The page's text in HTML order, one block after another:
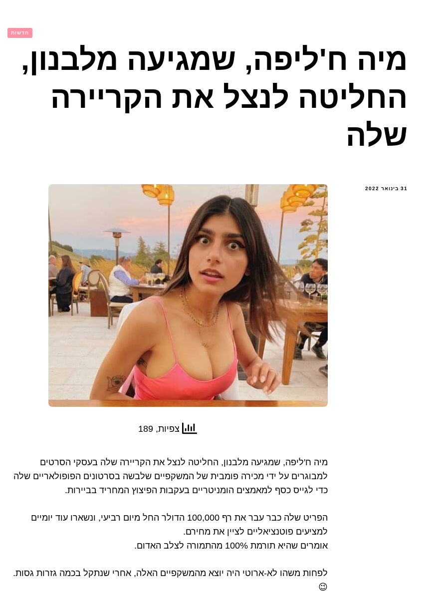
חדשות
מיה ח'ליפה, שמגיעה מלבנון,
החליטה לנצל את הקריירה
שלה
31 בינואר 2022
צפיות, 189
מיה ח'ליפה, שמגיעה מלבנון, החליטה לנצל את הקריירה שלה בעסקי הסרטים
למבוגרים על ידי מכירה פומבית של המשקפיים שלבשה בסרטונים הפופולאריים שלה
כדי לגייס כסף למאמצים הומניטריים בעקבות הפיצוץ המחריד בביירות.
הפריט שלה כבר עבר את רף 100,000 הדולר החל מיום רביעי, ונשארו עוד יומיים
למציעים פוטנציאליים לציין את מחירם.
אומרים שהיא תורמת 100% מהתמורה לצלב האדום.
לפחות משהו לא-ארוטי היה יוצא מהמשקפיים האלה, אחרי שנתקל בכמה גזרות גסות.
😉